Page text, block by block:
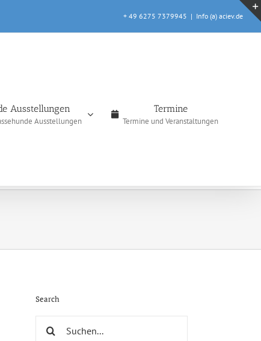
+ 49 6275 7379945 | Info (a) aciev.de
Ausstellungen
Ausstellungen
Termine
Termine und Veranstaltungen
Search
Suche